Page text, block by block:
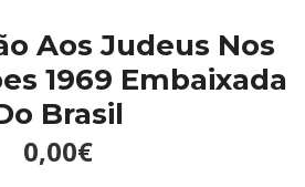
Aos Judeus Nos
1969 Embaixada
Brasil
0,00€